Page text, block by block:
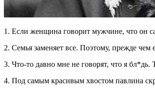
1. Если женщина говорит мужчине, что он
2. Семья заменяет все. Поэтому, прежде чем
3. Что-то давно мне не говорят, что я бл*дь.
4. Под самым красивым хвостом павлина